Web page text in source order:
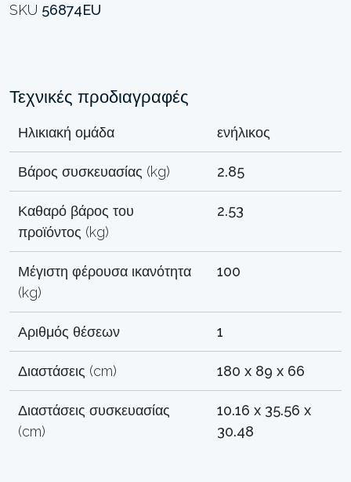
SKU 56874EU
Τεχνικές προδιαγραφές
Ηλικιακή ομάδα ενήλικος
Βάρος συσκευασίας (kg) 2.85
Καθαρό βάρος του
προϊόντος (kg)
2.53
Μέγιστη φέρουσα ικανότητα
(kg)
100
Αριθμός θέσεων 1
Διαστάσεις (cm) 180 x 89 x 66
Διαστάσεις συσκευασίας
(cm)
10.16 x 35.56 x
30.48